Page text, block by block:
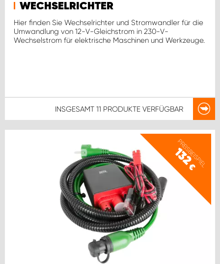
WECHSELRICHTER
Hier finden Sie Wechselrichter und Stromwandler für die
Umwandlung von 12-V-Gleichstrom in 230-V-
Wechselstrom für elektrische Maschinen und Werkzeuge.
INSGESAMT 11 PRODUKTE VERFÜGBAR
PREISBEISPIEL
132
€